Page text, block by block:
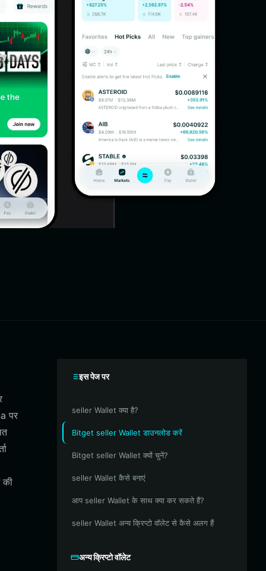
पर
की
इस पेज पर
seller Wallet क्या है?
Bitget seller Wallet डाउनलोड करें
Bitget seller Wallet क्यों चुनें?
seller Wallet कैसे बनाएं
आप seller Wallet के साथ क्या कर सकते हैं?
seller Wallet अन्य क्रिप्टो वॉलेट से कैसे अलग हैं
अन्य क्रिप्टो वॉलेट